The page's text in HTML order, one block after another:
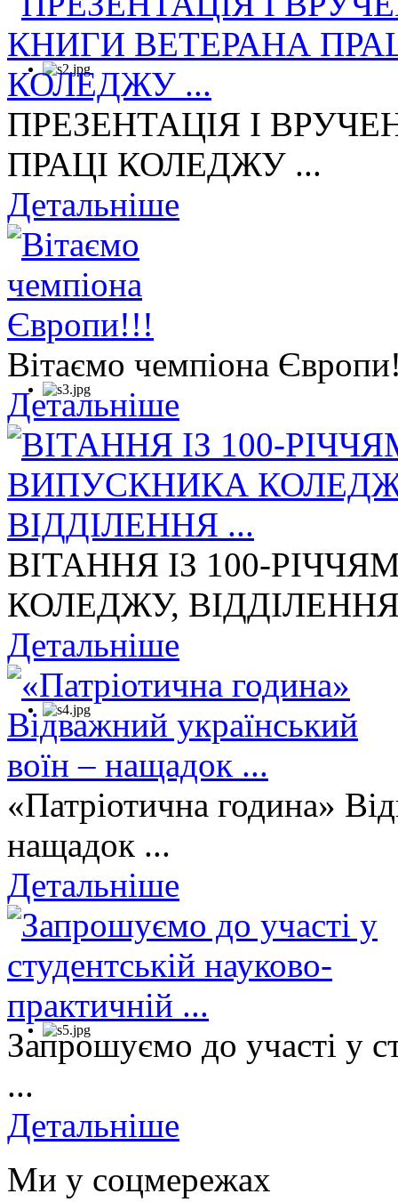
ПРЕЗЕНТАЦІЯ І
ПРАЦІ КОЛЕДЖУ ...
Детальніше
Вітаємо чемпіона
Детальніше
ВІТАННЯ ІЗ 100-
КОЛЕДЖУ,
Детальніше
«Патріотична година»
нащадок ...
Детальніше
Запрошуємо до участі у
...
Детальніше
Ми у соцмережах